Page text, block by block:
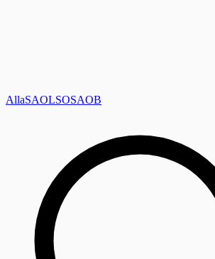
AllaSAOLSOSAOB